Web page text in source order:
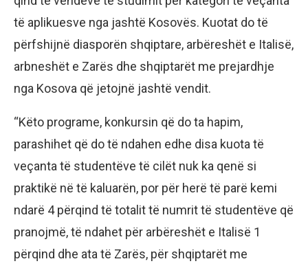
të aplikuesve nga jashtë Kosovës. Kuotat do të
përfshijnë diasporën shqiptare, arbëreshët e Italisë,
arbneshët e Zarës dhe shqiptarët me prejardhje
nga Kosova që jetojnë jashtë vendit.
“Këto programe, konkursin që do ta hapim,
parashihet që do të ndahen edhe disa kuota të
veçanta të studentëve të cilët nuk ka qenë si
praktikë në të kaluarën, por për herë të parë kemi
ndarë 4 përqind të totalit të numrit të studentëve që
pranojmë, të ndahet për arbëreshët e Italisë 1
përqind dhe ata të Zarës, për shqiptarët me